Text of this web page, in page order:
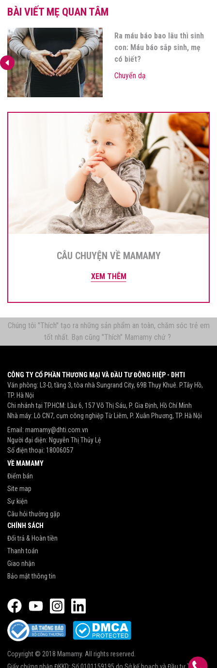
BÀI VIẾT MẸ QUAN TÂM
TOP 6 thông tin mẹ nên biết
về các cơn đau chuyển dạ giả
Chuyển dạ
CÂU CHUYỆN VỀ MAMAMY
XEM THÊM
Chúng tôi "Thích" tạo ra những sản phẩm an toàn, chăm sóc trẻ em
tốt nhất. Bạn cũng "Thích" Mamamy chứ ?
CÔNG TY CỔ PHẦN THƯƠNG MẠI VÀ ĐẦU TƯ ĐÔNG HIỆP - DHTI
Văn phòng: L3-D, tầng 3, tòa nhà Sungrand City, 69B Thụy Khuê. P.Tây Hồ,
TP. Hà Nội
Chi nhánh tại TP.HCM: Lầu 6, 157 Võ Thị Sáu, P. Gia Định, Hồ Chí Minh
Nhà máy: Lô CN7, cụm công nghiệp Từ Liêm, P. Xuân Phương, TP. Hà Nội
Email: mamamy@dhti.com.vn
Người đại diện: Nguyễn Thị Thủy Lệ
Số điện thoại: 18006057
VỀ MAMAMY
Điểm bán
Site map
Sự kiện
Câu hỏi thường gặp
CHÍNH SÁCH
Đổi trả & Hoàn tiền
Thanh toán
Giao nhận
Bảo mật thông tin
Copyright © 2018 Mamamy. All rights reserved.